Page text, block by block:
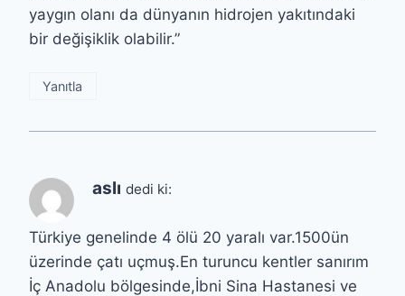
yaygın olanı da dünyanın hidrojen yakıtındaki
bir değişiklik olabilir.”
Yanıtla
aslı dedi ki:
Türkiye genelinde 4 ölü 20 yaralı var.1500ün
üzerinde çatı uçmuş.En turuncu kentler sanırım
İç Anadolu bölgesinde,İbni Sina Hastanesi ve